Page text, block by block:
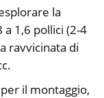
la
1,6 pollici (2-4
ravvicinata di
il montaggio,